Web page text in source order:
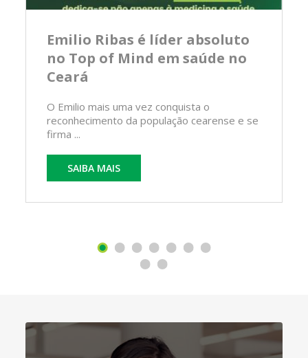
Emilio Ribas é líder absoluto
no Top of Mind em saúde no
Ceará
O Emilio mais uma vez conquista o
reconhecimento da população cearense e se
firma ...
SAIBA MAIS